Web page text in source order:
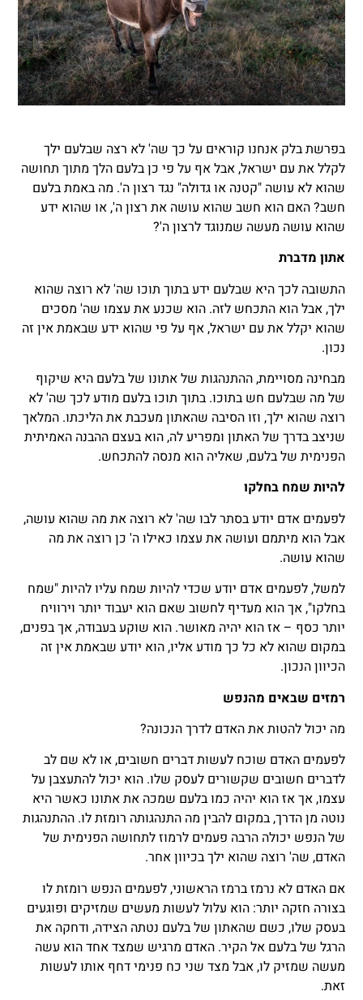
בפרשת בלק אנחנו קוראים על כך שה' לא רצה שבלעם ילך
לקלל את עם ישראל, אבל אף על פי כן בלעם הלך מתוך תחושה
שהוא לא עושה "קטנה או גדולה" נגד רצון ה'. מה באמת בלעם
חשב? האם הוא חשב שהוא עושה את רצון ה', או שהוא ידע
שהוא עושה מעשה שמנוגד לרצון ה'?
אתון מדברת
התשובה לכך היא שבלעם ידע בתוך תוכו שה' לא רוצה שהוא
ילך, אבל הוא התכחש לזה. הוא שכנע את עצמו שה' מסכים
שהוא יקלל את עם ישראל, אף על פי שהוא ידע שבאמת אין זה
נכון.
מבחינה מסויימת, ההתנהגות של אתונו של בלעם היא שיקוף
של מה שבלעם חש בתוכו. בתוך תוכו בלעם מודע לכך שה' לא
רוצה שהוא ילך, וזו הסיבה שהאתון מעכבת את הליכתו. המלאך
שניצב בדרך של האתון ומפריע לה, הוא בעצם ההבנה האמיתית
הפנימית של בלעם, שאליה הוא מנסה להתכחש.
להיות שמח בחלקו
לפעמים אדם יודע בסתר לבו שה' לא רוצה את מה שהוא עושה,
אבל הוא מיתמם ועושה את עצמו כאילו ה' כן רוצה את מה
שהוא עושה.
למשל, לפעמים אדם יודע שכדי להיות שמח עליו להיות "שמח
בחלקו", אך הוא מעדיף לחשוב שאם הוא יעבוד יותר וירוויח
יותר כסף – אז הוא יהיה מאושר. הוא שוקע בעבודה, אך בפנים,
במקום שהוא לא כל כך מודע אליו, הוא יודע שבאמת אין זה
הכיוון הנכון.
רמזים שבאים מהנפש
מה יכול להטות את האדם לדרך הנכונה?
לפעמים האדם שוכח לעשות דברים חשובים, או לא שם לב
לדברים חשובים שקשורים לעסק שלו. הוא יכול להתעצבן על
עצמו, אך אז הוא יהיה כמו בלעם שמכה את אתונו כאשר היא
נוטה מן הדרך, במקום להבין מה התנהגותה רומזת לו. ההתנהגות
של הנפש יכולה הרבה פעמים לרמוז לתחושה הפנימית של
האדם, שה' רוצה שהוא ילך בכיוון אחר.
אם האדם לא נרמז ברמז הראשוני, לפעמים הנפש רומזת לו
בצורה חזקה יותר: הוא עלול לעשות מעשים שמזיקים ופוגעים
בעסק שלו, כשם שהאתון של בלעם נטתה הצידה, ודחקה את
הרגל של בלעם אל הקיר. האדם מרגיש שמצד אחד הוא עשה
מעשה שמזיק לו, אבל מצד שני כח פנימי דחף אותו לעשות
זאת.